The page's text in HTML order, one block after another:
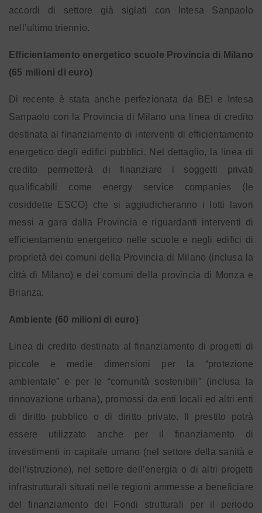
accordi di settore già siglati con Intesa Sanpaolo
nell’ultimo triennio.
Efficientamento energetico scuole Provincia di Milano
(65 milioni di euro)
Di recente è stata anche perfezionata da BEI e Intesa
Sanpaolo con la Provincia di Milano una linea di credito
destinata al finanziamento di interventi di efficientamento
energetico degli edifici pubblici. Nel dettaglio, la linea di
credito permetterà di finanziare i soggetti privati
qualificabili come energy service companies (le
cosiddette ESCO) che si aggiudicheranno i lotti lavori
messi a gara dalla Provincia e riguardanti interventi di
efficientamento energetico nelle scuole e negli edifici di
proprietà dei comuni della Provincia di Milano (inclusa la
città di Milano) e dei comuni della provincia di Monza e
Brianza.
Ambiente (60 milioni di euro)
Linea di credito destinata al finanziamento di progetti di
piccole e medie dimensioni per la “protezione
ambientale” e per le “comunità sostenibili” (inclusa la
rinnovazione urbana), promossi da enti locali ed altri enti
di diritto pubblico o di diritto privato. Il prestito potrà
essere utilizzato anche per il finanziamento di
investimenti in capitale umano (nel settore della sanità e
dell’istruzione), nel settore dell’energia o di altri progetti
infrastrutturali situati nelle regioni ammesse a beneficiare
del finanziamento dei Fondi strutturali per il periodo